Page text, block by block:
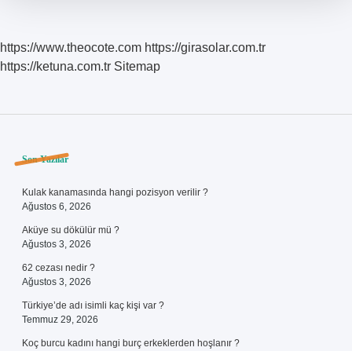
https://www.theocote.com https://girasolar.com.tr
https://ketuna.com.tr Sitemap
Sidebar
Son Yazılar
Kulak kanamasında hangi pozisyon verilir ?
Ağustos 6, 2026
Aküye su dökülür mü ?
Ağustos 3, 2026
62 cezası nedir ?
Ağustos 3, 2026
Türkiye’de adı isimli kaç kişi var ?
Temmuz 29, 2026
Koç burcu kadını hangi burç erkeklerden hoşlanır ?